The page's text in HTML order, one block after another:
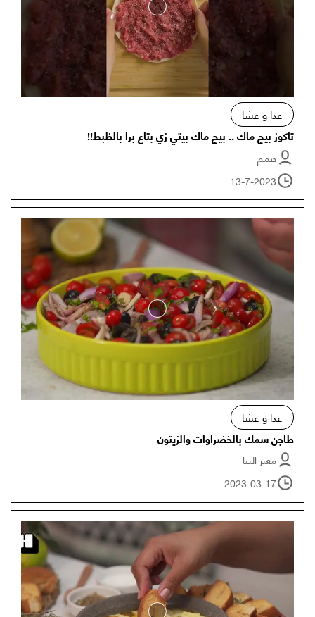
غدا و عشا
تاكوز بيج ماك .. بيج ماك بيتي زي بتاع برا بالظبط!!
همم
13-7-2023
غدا و عشا
طاجن سمك بالخضراوات والزيتون
معتز البنا
2023-03-17